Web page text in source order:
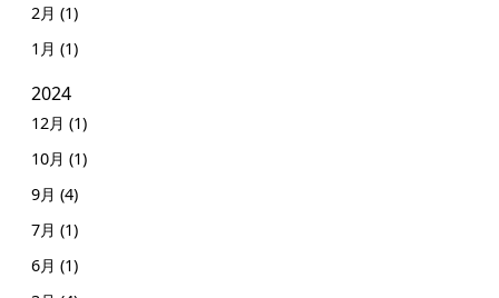
2月 (1)
1月 (1)
2024
12月 (1)
10月 (1)
9月 (4)
7月 (1)
6月 (1)